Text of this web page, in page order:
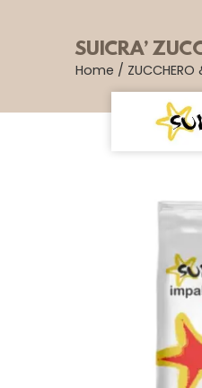
SUICRA’
Home / ZUCCHERO